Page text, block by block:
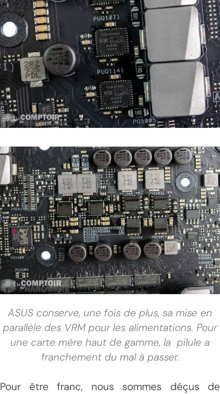
ASUS conserve, une fois de plus, sa mise en
parallèle des VRM pour les alimentations. Pour
une carte mère haut de gamme, la pilule a
franchement du mal à passer.
Pour être franc, nous sommes déçus de